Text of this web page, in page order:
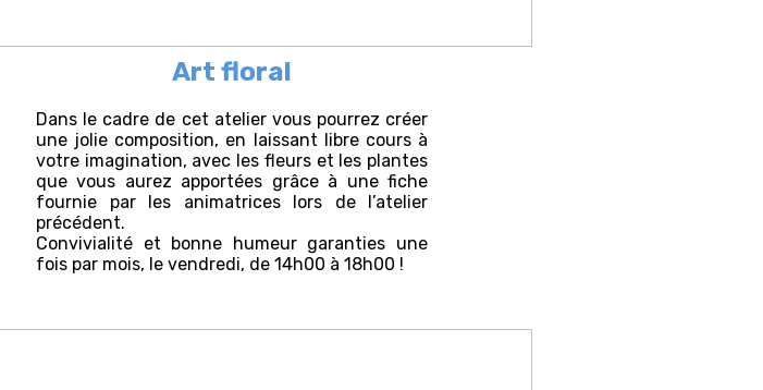
Art floral
Dans le cadre de cet atelier vous pourrez créer
une jolie composition, en laissant libre cours à
votre imagination, avec les fleurs et les plantes
que vous aurez apportées grâce à une fiche
fournie par les animatrices lors de l’atelier
précédent.
Convivialité et bonne humeur garanties une
fois par mois, le vendredi, de 14h00 à 18h00 !